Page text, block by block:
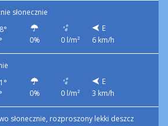
słonecznie
0% 0 l/m²
E
6 km/h
0% 0 l/m²
E
3 km/h
słonecznie, rozproszony lekki deszcz